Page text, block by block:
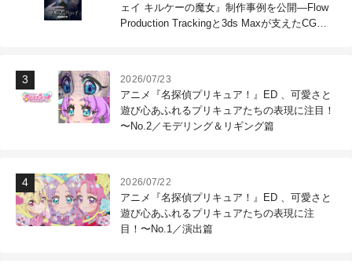
ェイ キルケーの魔女』制作事例を公開―Flow
Production Trackingと3ds Maxが支えたCG制
2026/07/23
アニメ『名探偵プリキュア！』ED 、可愛さと
遊び心あふれるプリキュアたちの表現に注目！
〜No.2／モデリング＆リギング篇
2026/07/22
アニメ『名探偵プリキュア！』ED 、可愛さと
遊び心あふれるプリキュアたちの表現に注
目！〜No.1／演出篇